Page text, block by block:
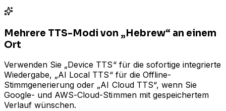
Mehrere TTS-Modi von „Hebrew“ an einem
Ort
Verwenden Sie „Device TTS“ für die sofortige integrierte
Wiedergabe, „AI Local TTS“ für die Offline-
Stimmgenerierung oder „AI Cloud TTS“, wenn Sie
Google- und AWS-Cloud-Stimmen mit gespeichertem
Verlauf wünschen.